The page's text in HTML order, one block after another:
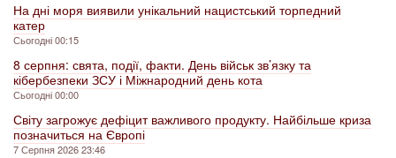
На дні моря виявили унікальний нацистський торпедний
катер
Сьогодні 00:15
8 серпня: свята, події, факти. День військ зв’язку та
кібербезпеки ЗСУ і Міжнародний день кота
Сьогодні 00:00
Світу загрожує дефіцит важливого продукту. Найбільше криза
позначиться на Європі
7 Серпня 2026 23:46